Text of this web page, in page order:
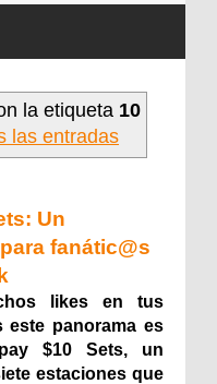
la etiqueta 10
las entradas
Un
fanátic@s
likes en tus
este panorama es
$10 Sets, un
estaciones que